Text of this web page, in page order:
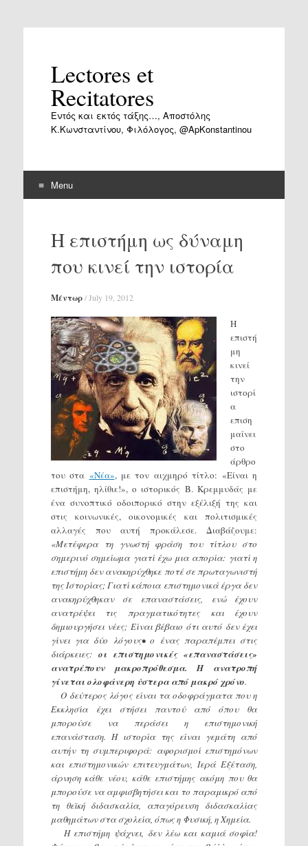
Lectores et
Recitatores
Εντός και εκτός τάξης…, Αποστόλης
Κ.Κωνσταντίνου, Φιλόλογος, @ApKonstantinou
Menu
contentΗ επιστήμη ως δύναμη
που κινεί την ιστορία
Μέντωρ/ July 19, 2012
Η
επιστή
μη
κινεί
την
ιστορί
α
επιση
μαίνει
στο
άρθρο
του στα «Νέα», με τον αιχμηρό τίτλο: «Είναι η
επιστήμη, ηλίθιε!», ο ιστορικός Β. Κρεμμυδάς με
ένα συνοπτικό οδοιπορικό στην εξέλιξή της και
στις κοινωνικές, οικονομικές και πολιτισμικές
αλλαγές που αυτή προκάλεσε. Διαβάζουμε:
«Μετέφερα τη γνωστή φράση του τίτλου στο
σημερινό σημείωμα γιατί έχω μια απορία: γιατί η
επιστήμη δεν ανακηρύχθηκε ποτέ σε πρωταγωνιστή
της Ιστορίας; Γιατί κάποια επιστημονικά έργα δεν
ανακηρύχθηκαν σε επαναστάσεις, ενώ έχουν
ανατρέψει τις πραγματικότητες και έχουν
δημιουργήσει νέες; Είναι βέβαιο ότι αυτό δεν έχει
γίνει για δύο λόγους• ο ένας παραπέμπει στις
διάρκειες: οι επιστημονικές «επαναστάσεις»
ανατρέπουν μακροπρόθεσμα. Η ανατροπή
γίνεται ολοφάνερη ύστερα από μακρό χρόνο.
Ο δεύτερος λόγος είναι τα οδοφράγματα που η
Εκκλησία έχει στήσει παντού από όπου θα
μπορούσε να περάσει η επιστημονική
επανάσταση. Η ιστορία της είναι γεμάτη από
αυτήν τη συμπεριφορά: αφορισμοί επιστημόνων
και επιστημονικών επιτευγμάτων, Ιερά Εξέταση,
άρνηση κάθε νέου, κάθε επιστήμης ακόμη που θα
μπορούσε να αμφισβητήσει και το παραμικρό από
τη θεϊκή διδασκαλία, απαγόρευση διδασκαλίας
μαθημάτων στα σχολεία, όπως η Φυσική, η Χημεία.
Η επιστήμη ψάχνει, δεν λέω και καμιά σοφία!